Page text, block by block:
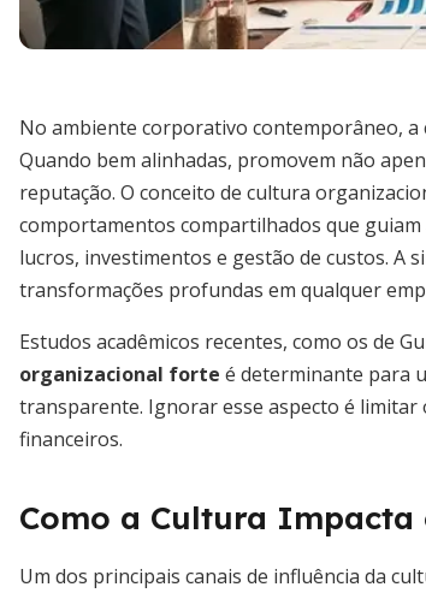
No ambiente corporativo contemporâneo,
Quando bem alinhadas, promovem não
reputação. O conceito de cultura
comportamentos compartilhados que guiam
lucros, investimentos e gestão de custos. A
transformações profundas em qualquer
Estudos acadêmicos recentes, como os de
organizacional forte é determinante para
transparente. Ignorar esse aspecto é limitar
financeiros.
Como a Cultura Impacta
Um dos principais canais de influência da